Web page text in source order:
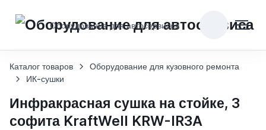
Оборудование для автосервисов
Каталог товаров
Оборудование для кузовного ремонта
ИК-сушки
Инфракрасная сушка на стойке, 3
софита KraftWell KRW-IR3A